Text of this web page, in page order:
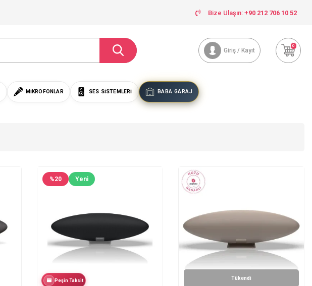
Bize Ulaşın: +90 212 706 10 52
Giriş / Kayıt
0
MIKROFONLAR SES SISTEMLERI BABA GARAJ
%20 Yeni
Peşin Taksit Tükendi